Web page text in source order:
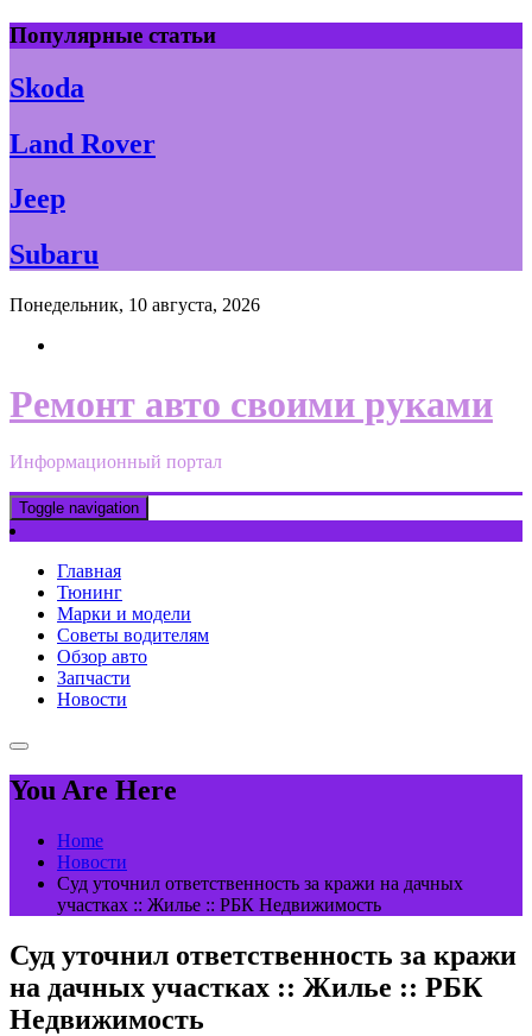
Skip
to
content
Популярные статьи
Skoda
Land Rover
Jeep
Subaru
Понедельник, 10 августа, 2026
Ремонт авто своими руками
Информационный портал
Toggle navigation
Главная
Тюнинг
Марки и модели
Советы водителям
Обзор авто
Запчасти
Новости
You Are Here
Home
Новости
Суд уточнил ответственность за кражи на дачных
участках :: Жилье :: РБК Недвижимость
Суд уточнил ответственность за кражи
на дачных участках :: Жилье :: РБК
Недвижимость